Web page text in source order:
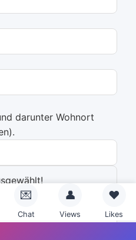
darunter Wohnort
💌
Chat
👤
Views
❤️
Likes